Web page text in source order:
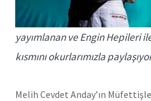
yayımlanan ve Engin Hepileri
kısmını okurlarımızla
Melih Cevdet Anday’ın